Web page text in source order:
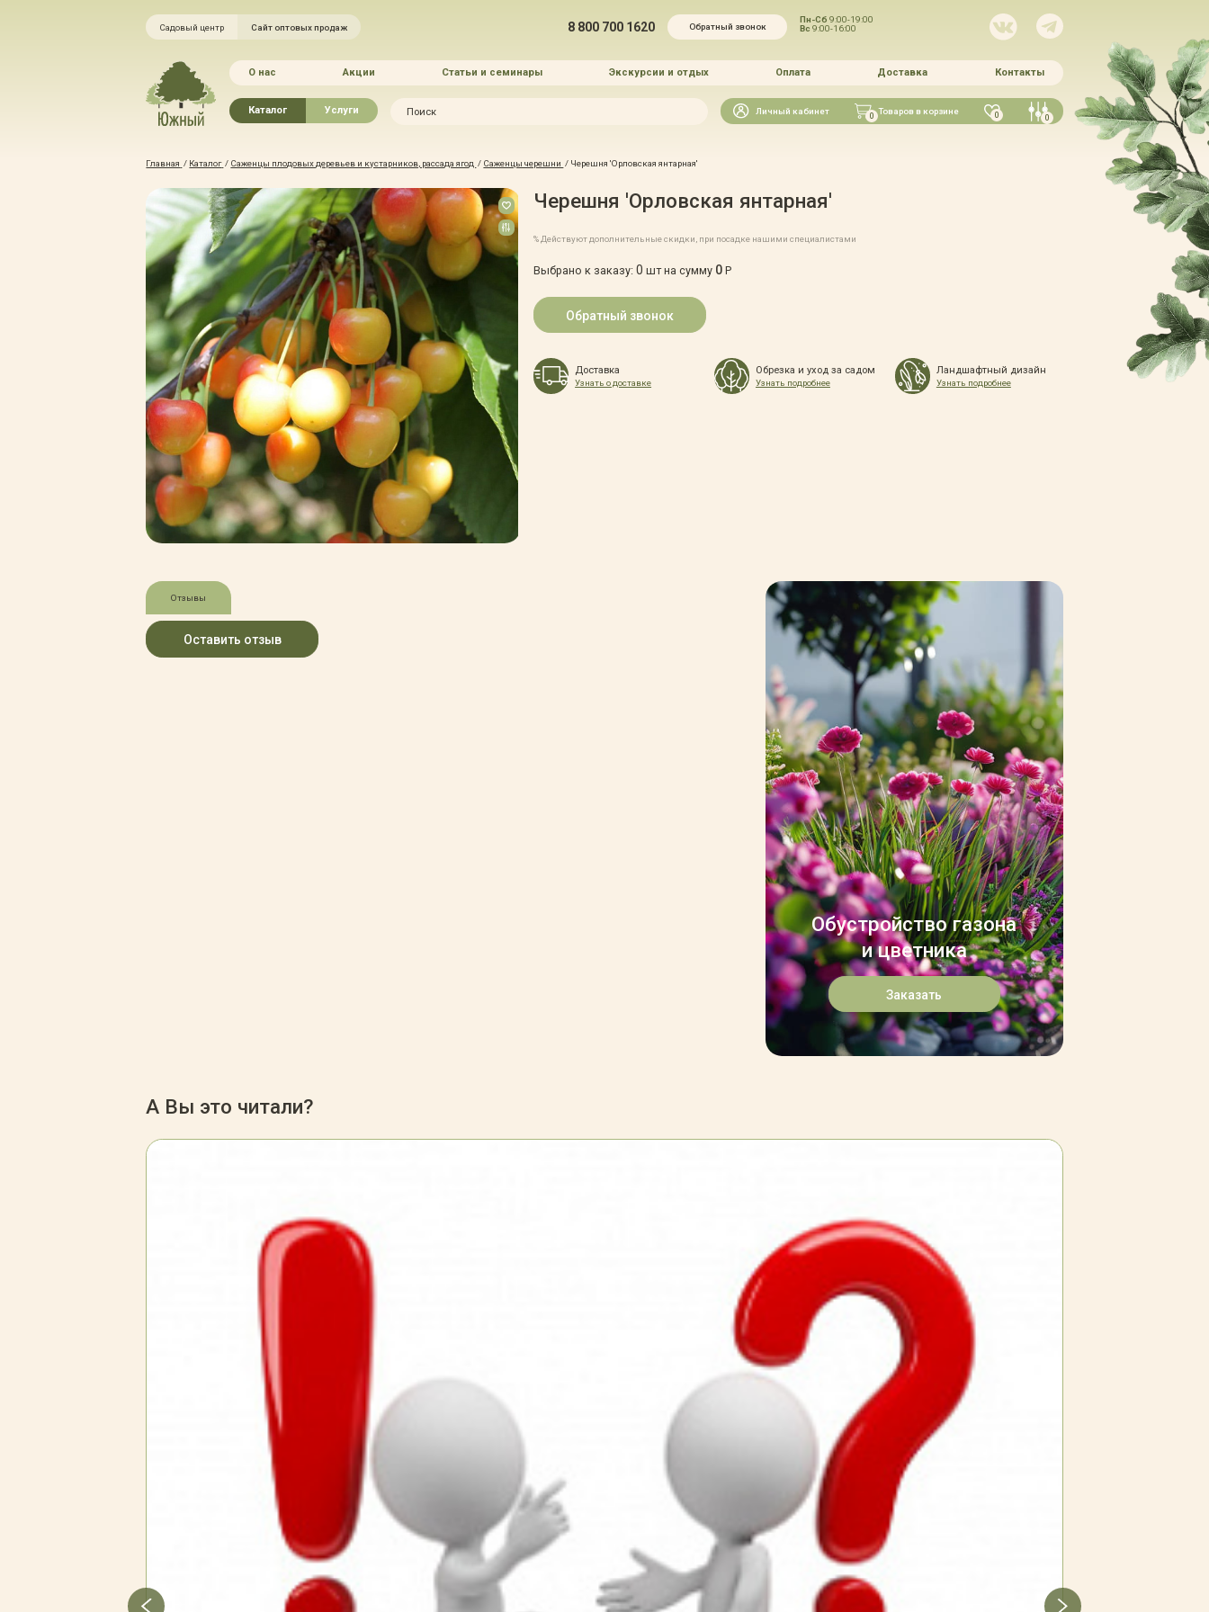
Садовый центр Сайт оптовых продаж 8 800 700 1620 Обратный звонок
Пн-Сб9:00-19:00
Вс9:00-16:00
О нас Акции Статьи и семинары Экскурсии и отдых Оплата Доставка Контакты
Каталог
Хвойные растения
Плодово-ягодные растения
Лиственные растения
Цветы
Водные растения
Растения вертикального
озеленения
Формованные растения
Экостория
Товары для сада
Грунты, удобрения, отсыпка
Зимние товары
Крупномеры
Консультации специалистов
Полезная литература
Прайс-листы
Системы скидок, программы
лояльности
Услуги
Благоустройство и озеленение
Зелёный доктор
Зимние услуги
Уход за садом
Портфолио
Прайс-листы
Правила оказания услуг
Доставка
Оплата
Гарантии
Искать
Личный кабинет 0 Товаров в корзине 0 0
Главная / Каталог / Саженцы плодовых деревьев и кустарников, рассада ягод / Саженцы черешни / Черешня 'Орловская янтарная'
Черешня 'Орловская янтарная'
% Действуют дополнительные скидки, при посадке нашими специалистами
Выбрано к заказу: 0 шт на сумму 0Р
Обратный звонок
Доставка
Узнать о доставке
Обрезка и уход за садом
Узнать подробнее
Ландшафтный дизайн
Узнать подробнее
Отзывы
Оставить отзыв
Обустройство газона
и цветника
Заказать
А Вы это читали?